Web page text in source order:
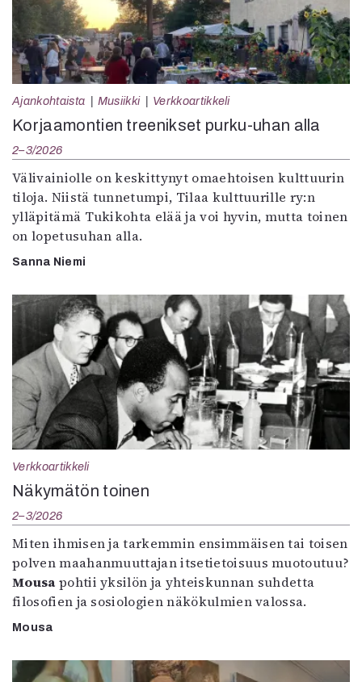
Ajankohtaista Musiikki Verkkoartikkeli
Korjaamontien treenikset purku-uhan alla
2–3/2026
Välivainiolle on keskittynyt omaehtoisen kulttuurin
tiloja. Niistä tunnetumpi, Tilaa kulttuurille ry:n
ylläpitämä Tukikohta elää ja voi hyvin, mutta toinen
on lopetusuhan alla.
Sanna Niemi
Verkkoartikkeli
Näkymätön toinen
2–3/2026
Miten ihmisen ja tarkemmin ensimmäisen tai toisen
polven maahanmuuttajan itsetietoisuus muotoutuu?
Mousa pohtii yksilön ja yhteiskunnan suhdetta
filosofien ja sosiologien näkökulmien valossa.
Mousa